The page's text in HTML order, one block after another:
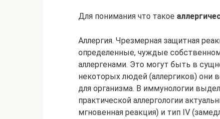
Для понимания что такое
Аллергия. Чрезмерная защитная
определенные, чуждые
аллергенами. Это могут быть в
некоторых людей (аллергиков) они
для организма. В иммунологии
практической аллергологии
мгновенная реакция) и тип IV